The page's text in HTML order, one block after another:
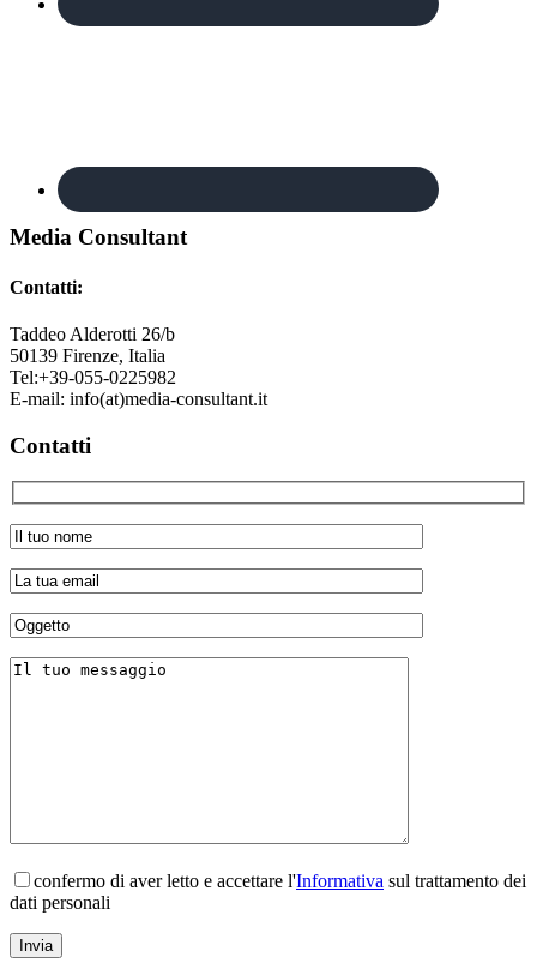
Footer
Media Consultant
Contatti:
Taddeo Alderotti 26/b
50139 Firenze, Italia
Tel:+39-055-0225982
E-mail: info(at)media-consultant.it
Contatti
confermo di aver letto e accettare l'Informativa sul trattamento dei
dati personali